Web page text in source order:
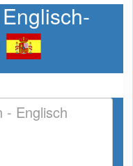
Englisch-